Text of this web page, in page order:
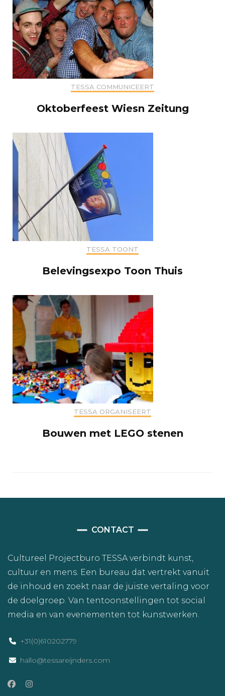
TESSA COMMUNICEERT
Oktoberfeest Wiesn Zeitung
TESSA TOONT
Belevingsexpo Toon Thuis
TESSA ORGANISEERT
Bouwen met LEGO stenen
CONTACT
Cultureel Projectburo TESSA verbindt kunst,
cultuur en mens. Een bureau dat vertrekt vanuit
de inhoud en zoekt naar de juiste vertaling voor
de doelgroep. Van tentoonstellingen tot social
media en van evenementen tot kunstwerken.
+31(0)610202779
hallo@tessareijnders.com